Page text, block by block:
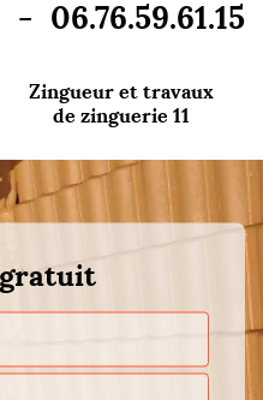
- 06.76.59.61.15
Zingueur et travaux
de zinguerie 11